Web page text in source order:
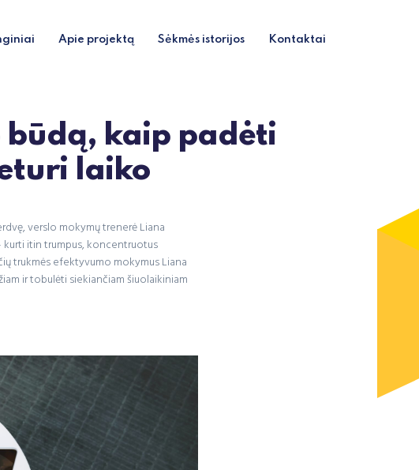
Apie projektą Sėkmės istorijos Kontaktai
kaip padėti
laiko
verslo mokymų trenerė Liana
kurti itin trumpus, koncentruotus
trukmės efektyvumo mokymus Liana
ir tobulėti siekiančiam šiuolaikiniam